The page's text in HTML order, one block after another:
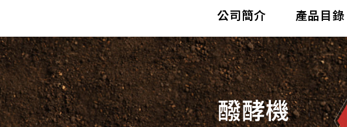
公司簡介 產品目錄
醱酵機